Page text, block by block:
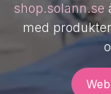
shop.solann.se
med